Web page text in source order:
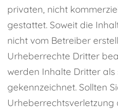
privaten, nicht
gestattet. Soweit die
nicht vom Betreiber
Urheberrechte Dritter
werden Inhalte Dritter als
gekennzeichnet. Sollten